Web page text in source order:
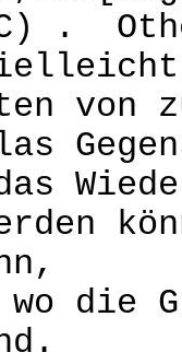
.
von
die